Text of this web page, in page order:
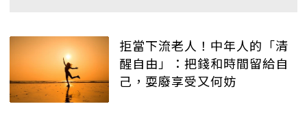
拒當下流老人！中年人的「清
醒自由」：把錢和時間留給自
己，耍廢享受又何妨